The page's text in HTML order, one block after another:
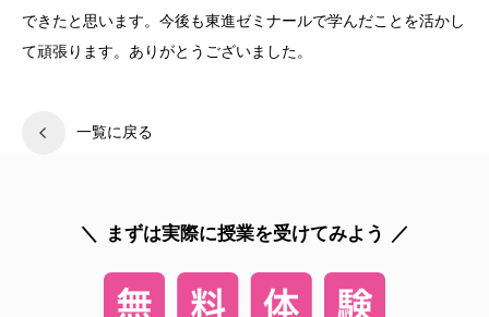
できたと思います。今後も東進ゼミナールで学んだことを活かし
て頑張ります。ありがとうございました。
一覧に戻る
まずは実際に授業を受けてみよう